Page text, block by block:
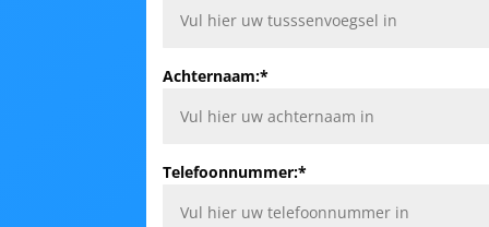
Achternaam:*
Telefoonnummer:*